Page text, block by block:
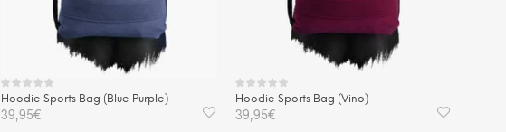
Hoodie Sports Bag (Blue Purple)
39,95€
Hoodie Sports Bag (Vino)
39,95€